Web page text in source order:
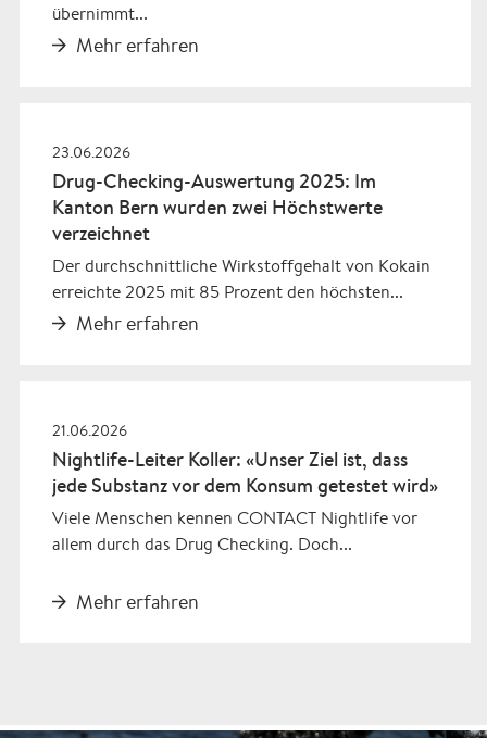
übernimmt...
Mehr erfahren
23.06.2026
Drug-Checking-Auswertung 2025: Im
Kanton Bern wurden zwei Höchstwerte
verzeichnet
Der durchschnittliche Wirkstoffgehalt von Kokain
erreichte 2025 mit 85 Prozent den höchsten...
Mehr erfahren
21.06.2026
Nightlife-Leiter Koller: «Unser Ziel ist, dass
jede Substanz vor dem Konsum getestet wird»
Viele Menschen kennen CONTACT Nightlife vor
allem durch das Drug Checking. Doch...
Mehr erfahren